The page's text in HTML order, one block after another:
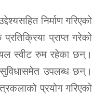
निर्माण गरिएको
प्राप्त गरेको
स्वीट रुम रहेका छन्।
उपलब्ध छन्।
प्रयोग गरिएको